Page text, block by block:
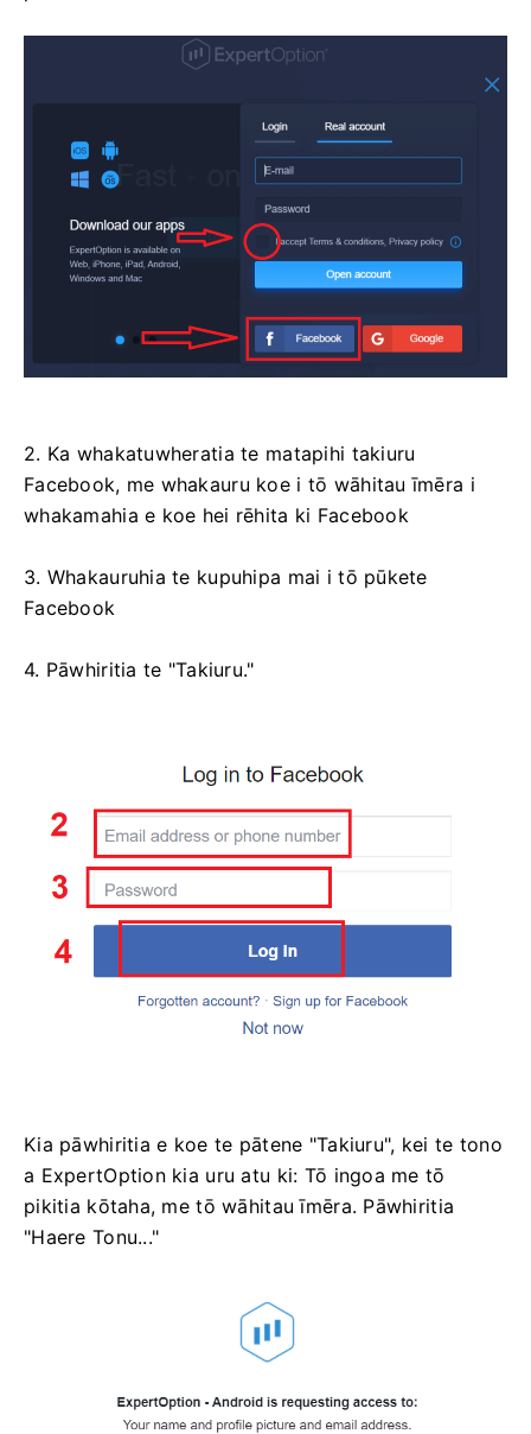
2. Ka whakatuwheratia te matapihi takiuru
Facebook, me whakauru koe i tō wāhitau īmēra i
whakamahia e koe hei rēhita ki Facebook
3. Whakauruhia te kupuhipa mai i tō pūkete
Facebook
4. Pāwhiritia te "Takiuru."
Kia pāwhiritia e koe te pātene "Takiuru", kei te tono
a ExpertOption kia uru atu ki: Tō ingoa me tō
pikitia kōtaha, me tō wāhitau īmēra. Pāwhiritia
"Haere Tonu..."